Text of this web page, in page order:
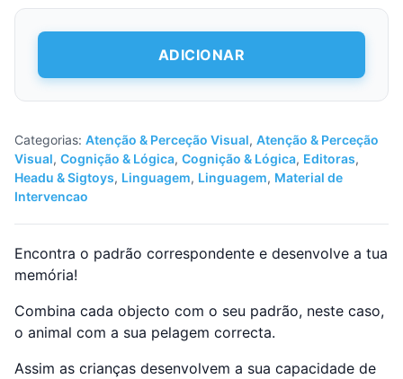
Quantidade
Discover
ADICIONAR
Categorias: Atenção & Perceção Visual, Atenção & Perceção
Visual, Cognição & Lógica, Cognição & Lógica, Editoras,
Headu & Sigtoys, Linguagem, Linguagem, Material de
Intervencao
Encontra o padrão correspondente e desenvolve a tua
memória!
Combina cada objecto com o seu padrão, neste caso,
o animal com a sua pelagem correcta.
Assim as crianças desenvolvem a sua capacidade de